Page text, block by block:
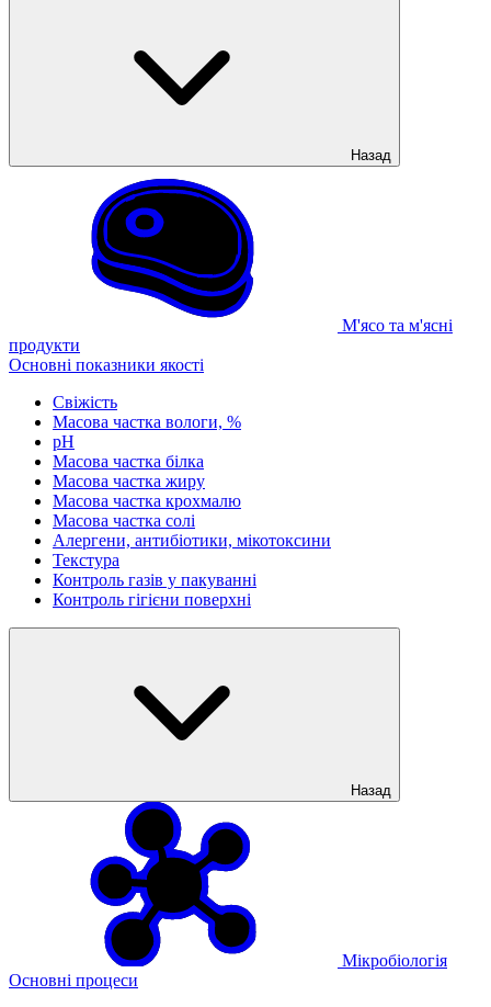
Назад
М'ясо та м'ясні
продукти
Основні показники якості
Свіжість
Масова частка вологи, %
рН
Масова частка білка
Масова частка жиру
Масова частка крохмалю
Масова частка солі
Алергени, антибіотики, мікотоксини
Текстура
Контроль газів у пакуванні
Контроль гігієни поверхні
Назад
Мікробіологія
Основні процеси